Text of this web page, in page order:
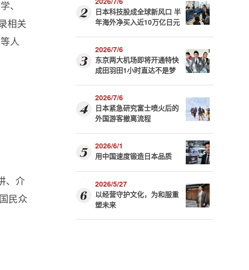
、
相关
人
、介
民众
日本科技股成全球新风口 半
年海外净买入近10万亿日元
2026/7/6
东京两大机场即将开通特快
成田羽田1小时直达不是梦
2026/7/6
日本紧急研究富士喷火后的
外国游客撤离流程
2026/6/1
用中国速度锻造日本品质
2026/5/27
以经营守护文化，为和服重
塑未来